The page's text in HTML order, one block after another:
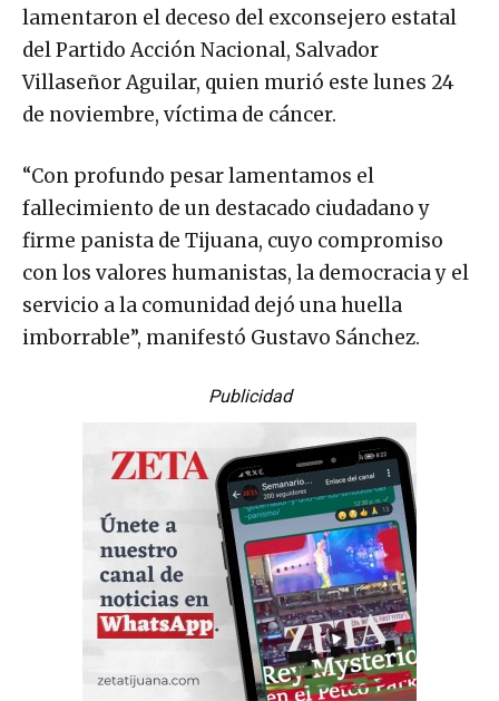
lamentaron el deceso del exconsejero estatal
del Partido Acción Nacional, Salvador
Villaseñor Aguilar, quien murió este lunes 24
de noviembre, víctima de cáncer.
“Con profundo pesar lamentamos el
fallecimiento de un destacado ciudadano y
firme panista de Tijuana, cuyo compromiso
con los valores humanistas, la democracia y el
servicio a la comunidad dejó una huella
imborrable”, manifestó Gustavo Sánchez.
Publicidad